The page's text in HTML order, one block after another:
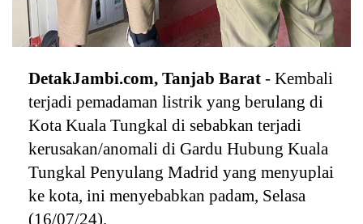
DetakJambi.com, Tanjab Barat - Kembali
terjadi pemadaman listrik yang berulang di
Kota Kuala Tungkal di sebabkan terjadi
kerusakan/anomali di Gardu Hubung Kuala
Tungkal Penyulang Madrid yang menyuplai
ke kota, ini menyebabkan padam, Selasa
(16/07/24).